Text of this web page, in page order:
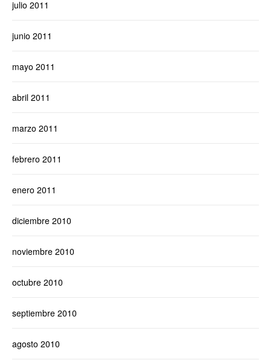
julio 2011
junio 2011
mayo 2011
abril 2011
marzo 2011
febrero 2011
enero 2011
diciembre 2010
noviembre 2010
octubre 2010
septiembre 2010
agosto 2010